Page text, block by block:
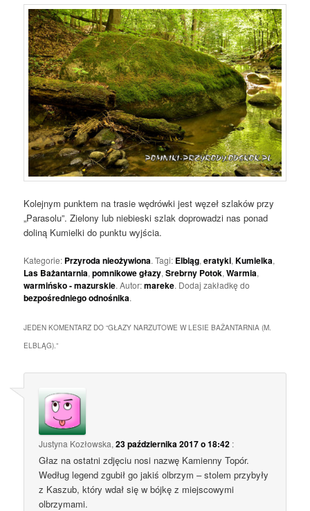
Kolejnym punktem na trasie wędrówki jest węzeł szlaków przy
„Parasolu”. Zielony lub niebieski szlak doprowadzi nas ponad
doliną Kumielki do punktu wyjścia.
Kategorie: Przyroda nieożywiona. Tagi: Elbląg,eratyki,Kumielka,
Las Bażantarnia,pomnikowe głazy,Srebrny Potok,Warmia,
warmińsko - mazurskie. Autor:mareke. Dodaj zakładkę do
bezpośredniego odnośnika.
JEDEN KOMENTARZ DO “GŁAZY NARZUTOWE W LESIE BAŻANTARNIA (M.
ELBLĄG).”
Justyna Kozłowska,23 października 2017 o 18:42 :
Głaz na ostatni zdjęciu nosi nazwę Kamienny Topór.
Według legend zgubił go jakiś olbrzym – stolem przybyły
z Kaszub, który wdał się w bójkę z miejscowymi
olbrzymami.